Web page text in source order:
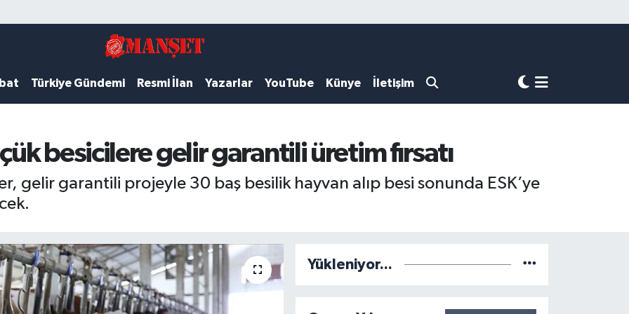
Türkiye Gündemi Resmi İlan Yazarlar YouTube Künye İletişim
besicilere gelir garantili üretim fırsatı
gelir garantili projeyle 30 baş besilik hayvan alıp besi sonunda ESK’ye
Yükleniyor...